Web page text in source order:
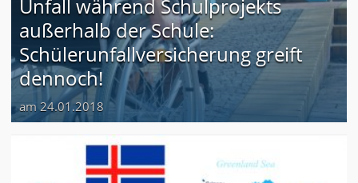
Unfall während Schulprojekts
außerhalb der Schule:
Schülerunfallversicherung greift
dennoch!
am 24.01.2018